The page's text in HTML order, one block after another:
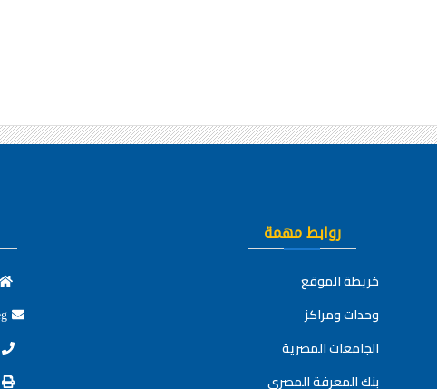
روابط مهمة
خريطة الموقع
وحدات ومراكز
الجامعات المصرية
بنك المعرفة المصري